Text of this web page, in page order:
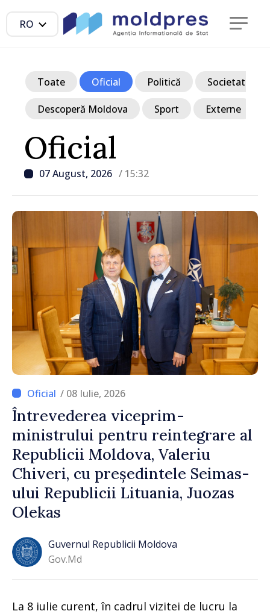
RO
Oficial
07 August, 2026 / 15:32
Toate Oficial Politică Societate
Descoperă Moldova Sport Externe
/ 08 Iulie, 2026
Întrevederea viceprim-
ministrului pentru reintegrare al
Republicii Moldova, Valeriu
Chiveri, cu președintele Seimas-
ului Republicii Lituania, Juozas
Olekas
Guvernul Republicii Moldova
Gov.md
La 8 iulie curent, în cadrul vizitei de lucru la